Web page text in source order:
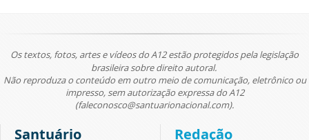
Os textos, fotos, artes e vídeos do A12 estão protegidos pela legislação
brasileira sobre direito autoral.
Não reproduza o conteúdo em outro meio de comunicação, eletrônico ou
impresso, sem autorização expressa do A12
(faleconosco@santuarionacional.com).
Santuário Redação